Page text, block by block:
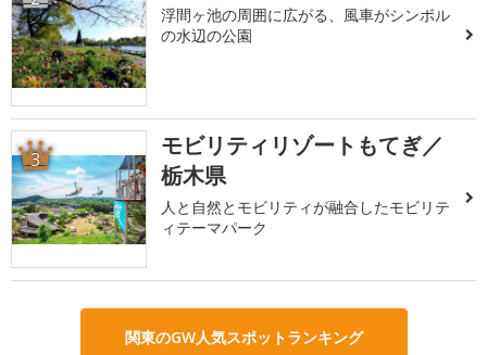
浮間ヶ池の周囲に広がる、風車がシンボル
の水辺の公園
3
モビリティリゾートもてぎ／
栃木県
人と自然とモビリティが融合したモビリテ
ィテーマパーク
関東のGW人気スポットランキング